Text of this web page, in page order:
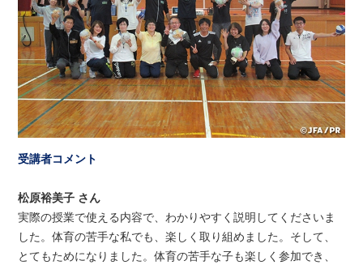
受講者コメント
松原裕美子 さん
実際の授業で使える内容で、わかりやすく説明してくださいま
した。体育の苦手な私でも、楽しく取り組めました。そして、
とてもためになりました。体育の苦手な子も楽しく参加でき、